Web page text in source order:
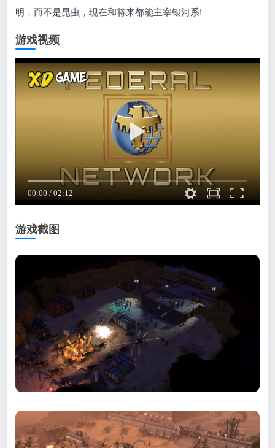
明，而不是昆虫，现在和将来都能主宰银河系!
游戏视频
游戏截图